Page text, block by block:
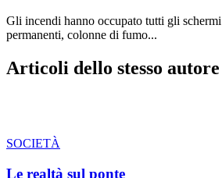
Gli incendi hanno occupato tutti gli
permanenti, colonne di fumo...
Articoli dello stesso autore
SOCIETÀ
Le realtà sul ponte